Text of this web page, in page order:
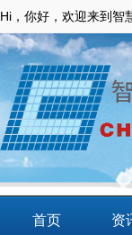
Hi，你好，欢迎来到智
首页 资